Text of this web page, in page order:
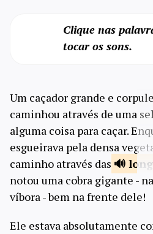
Clique nas
tocar os sons.
Um caçador grande e
caminhou através de uma
alguma coisa para caçar.
esgueirava pela densa
caminho através das
notou uma cobra gigante -
víbora - bem na frente dele!
Ele estava absolutamente